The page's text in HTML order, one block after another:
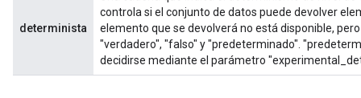
determinista
controla si el conjunto de datos puede devolver
elemento que se devolverá no está disponible,
"verdadero", "falso" y "predeterminado".
decidirse mediante el parámetro